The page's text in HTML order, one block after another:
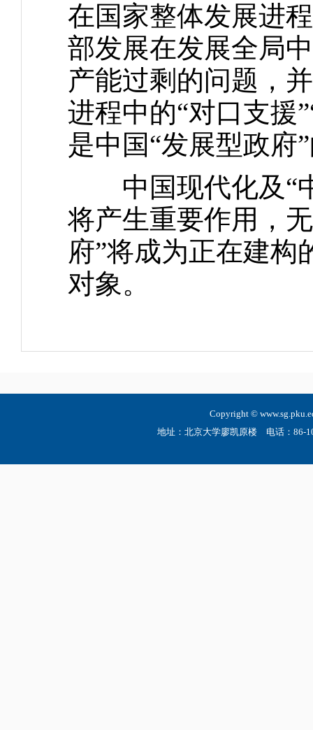
在国家整体发展进
部发展在发展全局
产能过剩的问题，
进程中的“对口支援
是中国“发展型政府
中国现代化及“中
将产生重要作用，
府”将成为正在建构
对象。
Copyright ©
地址：北京大学廖凯原楼 电话：86-